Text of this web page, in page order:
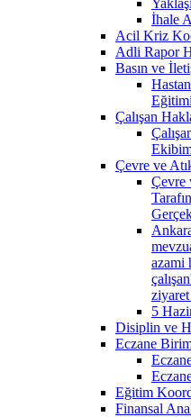
İhale
Acil Kriz
Adli Rapor
Basın ve
Çalışan
Çevre ve
Çevre
azami
5
Disiplin ve
Eczane
Eğitim
Finansal